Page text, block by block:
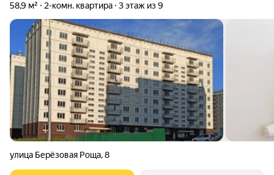
58,9 м² 2-комн. квартира 3 этаж из 9
улица Берёзовая Роща,8